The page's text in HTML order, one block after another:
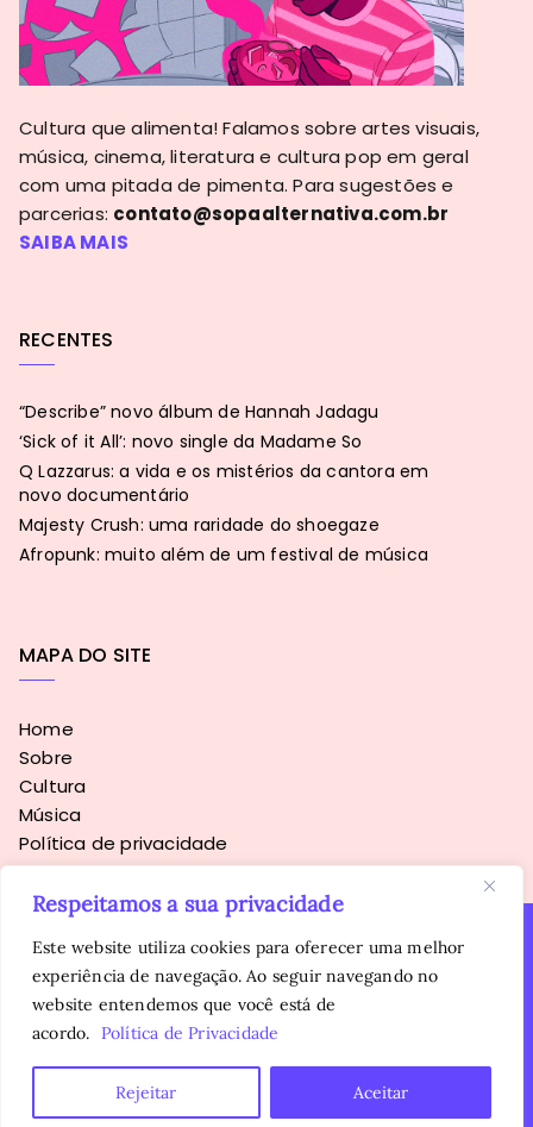
Respeitamos a sua privacidade
Este website utiliza cookies para oferecer uma melhor
experiência de navegação. Ao seguir navegando no
website entendemos que você está de
acordo. Política de Privacidade
Rejeitar Aceitar
Cultura que alimenta! Falamos sobre artes visuais,
música, cinema, literatura e cultura pop em geral
com uma pitada de pimenta. Para sugestões e
parcerias: contato@sopaalternativa.com.br
SAIBA MAIS
RECENTES
“Describe” novo álbum de Hannah Jadagu
‘Sick of it All’: novo single da Madame So
Q Lazzarus: a vida e os mistérios da cantora em
novo documentário
Majesty Crush: uma raridade do shoegaze
Afropunk: muito além de um festival de música
MAPA DO SITE
Home
Sobre
Cultura
Música
Política de privacidade
Copyright © 2016 - 2026Sopa Alternativa. Todos os direitos
reservados.
É proibida a reprodução, total ou parcial, do conteúdo sem
autorização prévia da autora.